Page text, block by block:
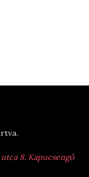
utca 8. Kapucsengő